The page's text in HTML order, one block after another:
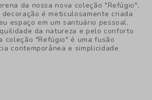
da nossa nova coleção "Refúgio",
é meticulosamente criada
espaço em um santuário pessoal.
da natureza e pelo conforto
coleção "Refúgio" é uma fusão
contemporânea e simplicidade